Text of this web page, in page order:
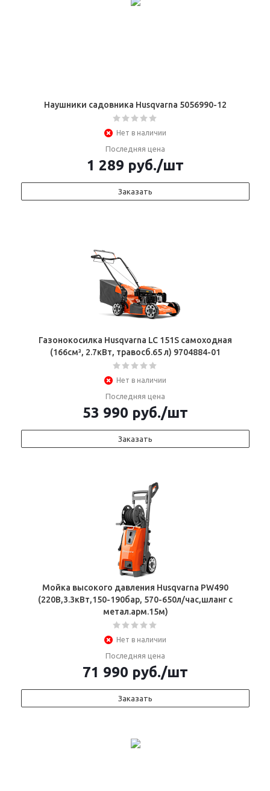
Наушники садовника Husqvarna 5056990-12
Нет в наличии
Последняя цена
1 289 руб./шт
Заказать
Газонокосилка Husqvarna LC 151S самоходная
(166см³, 2.7кВт, травосб.65 л) 9704884-01
Нет в наличии
Последняя цена
53 990 руб./шт
Заказать
Мойка высокого давления Husqvarna PW490
(220В,3.3кВт,150-190бар, 570-650л/час,шланг с
метал.арм.15м)
Нет в наличии
Последняя цена
71 990 руб./шт
Заказать